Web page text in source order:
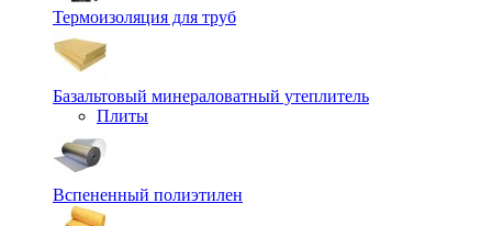
Термоизоляция для труб
Базальтовый минераловатный утеплитель
Плиты
Вспененный полиэтилен